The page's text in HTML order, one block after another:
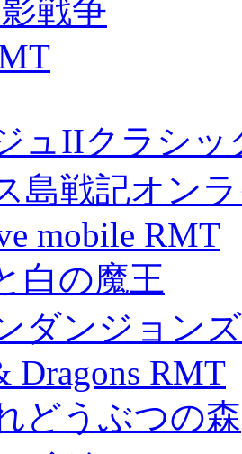
戦争
ュIIクラシ
島戦記オン
mobile RMT
白の魔王
ダンジョン
Dragons RMT
どうぶつの森